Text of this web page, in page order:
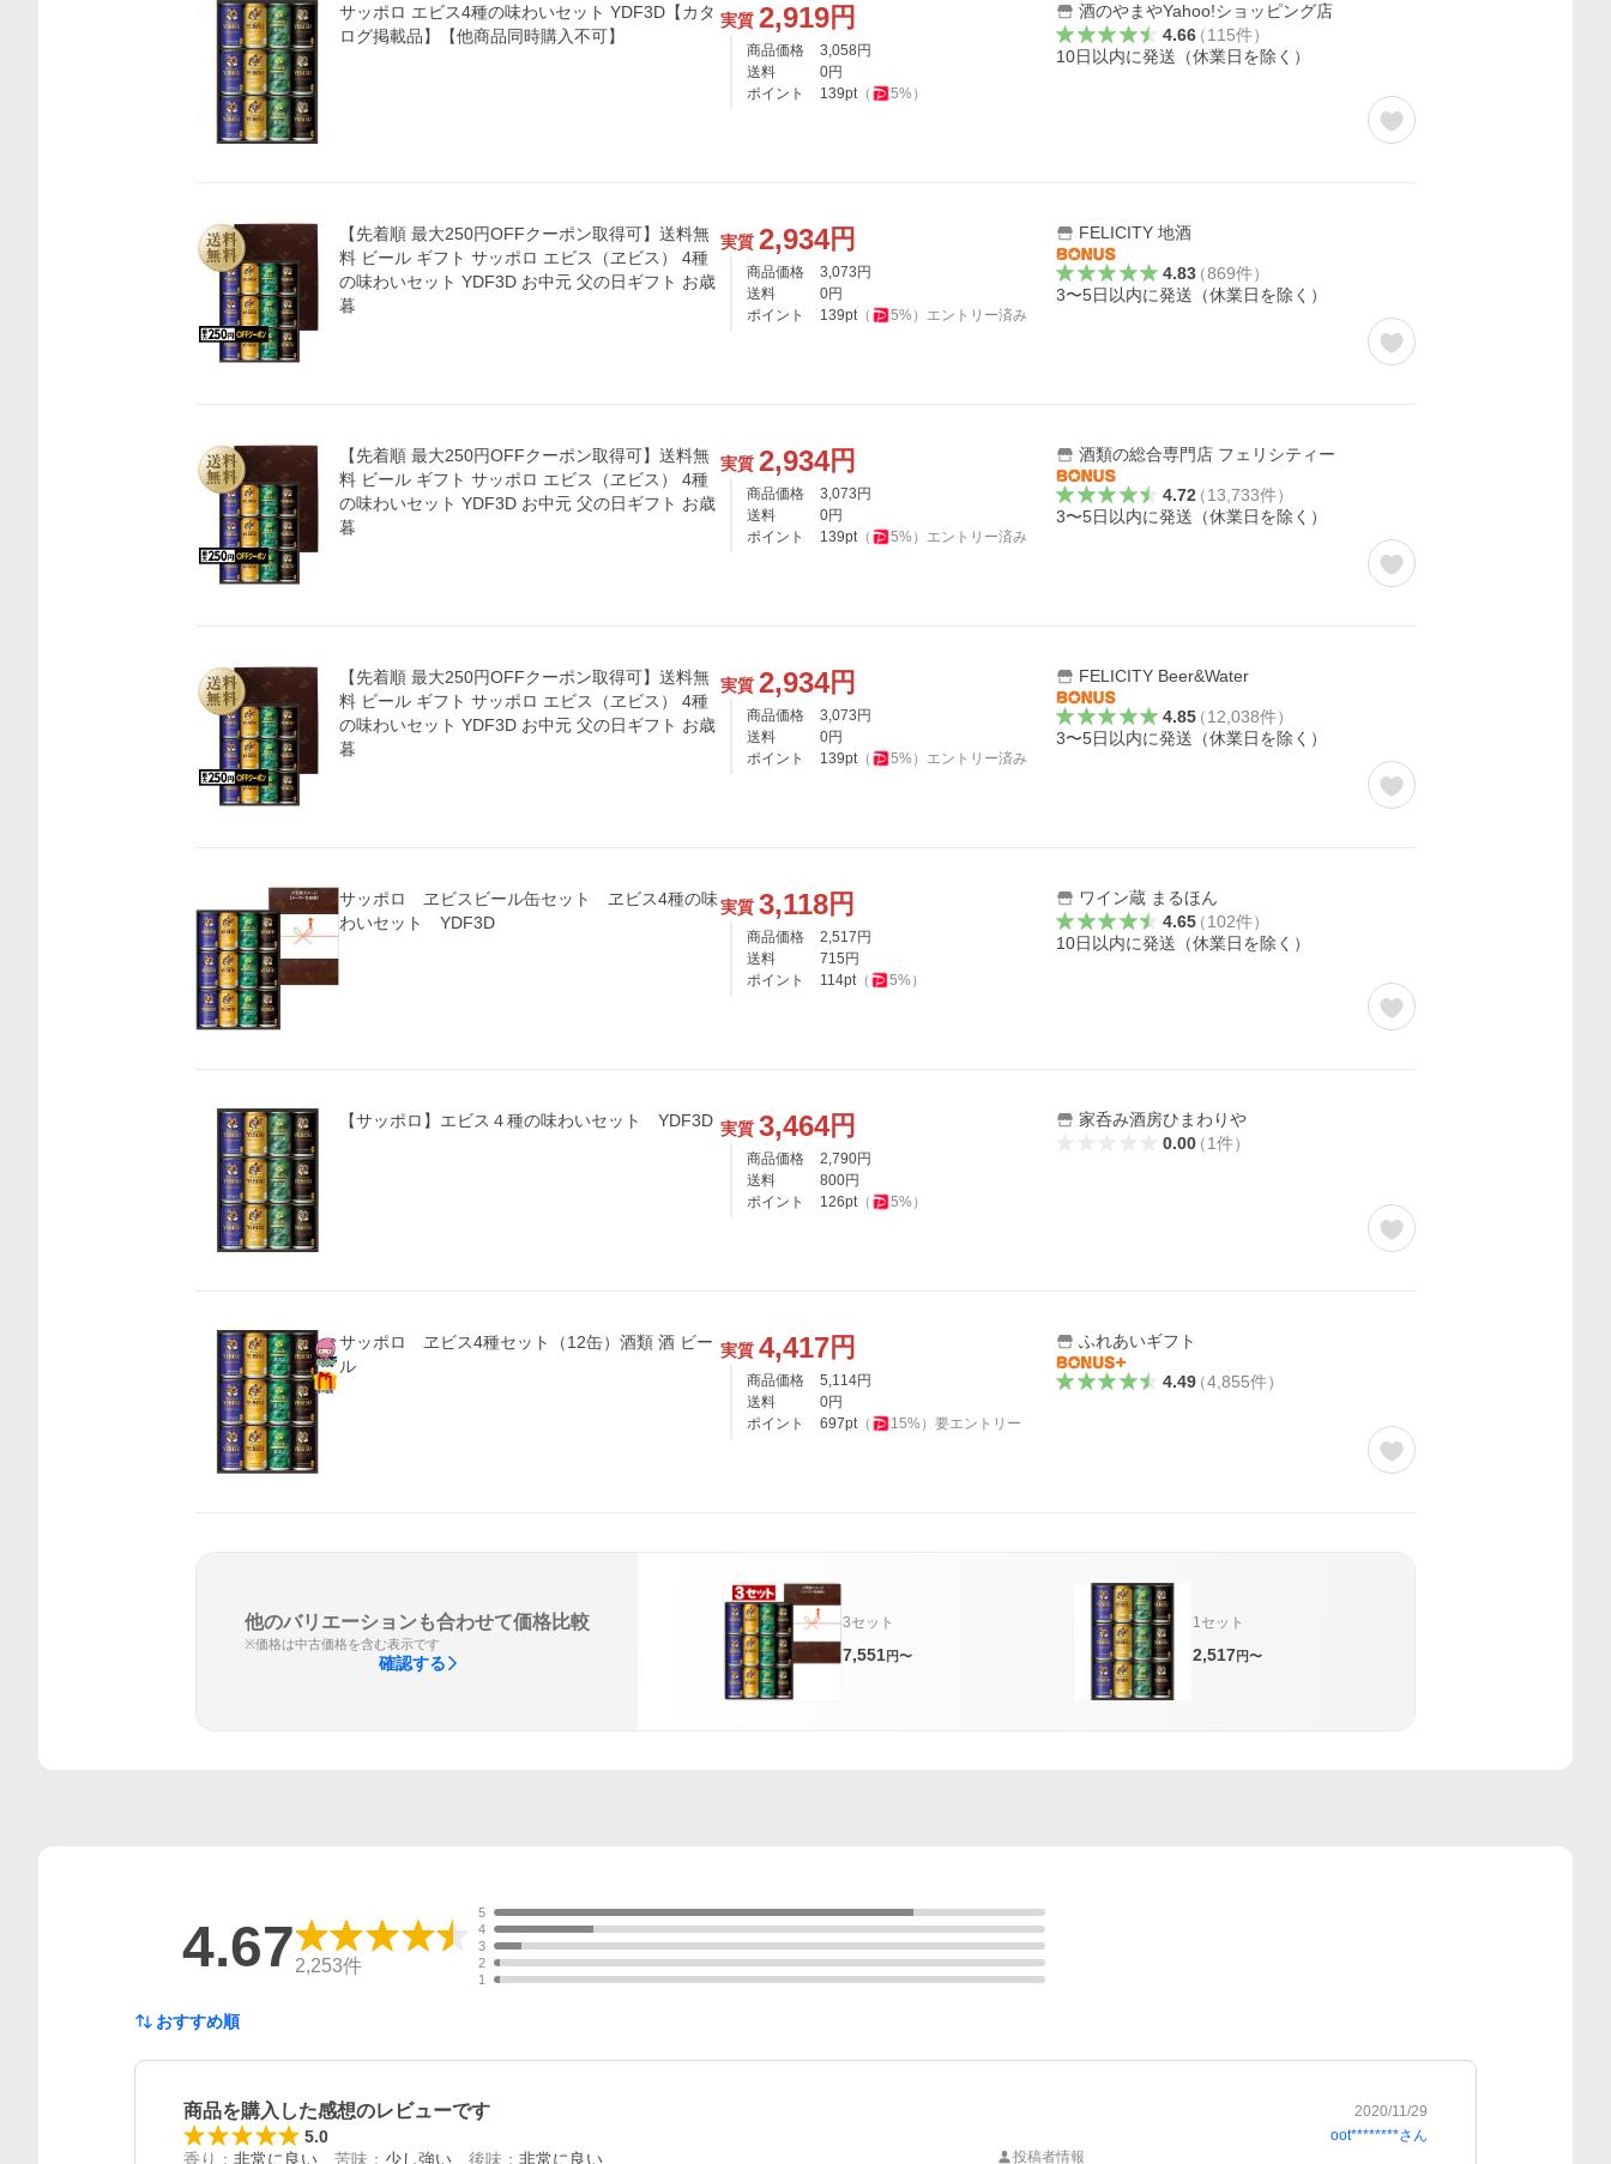
サッポロ エビス4種の味わいセット YDF3D【カタ
ログ掲載品】【他商品同時購入不可】
実質 2,919円
商品価格 3,058 円
送料
0円
ポイント
139pt（ 5%）
酒のやまやYahoo!ショッピング店
4.66（115件）
10日以内に発送（休業日を除く）
【先着順 最大250円OFFクーポン取得可】送料無
料 ビール ギフト サッポロ エビス（ヱビス） 4種
の味わいセット YDF3D お中元 父の日ギフト お歳
暮
実質 2,934円
商品価格 3,073 円
送料
0円
ポイント
139pt（ 5%） エントリー済み
FELICITY 地酒
4.83（869件）
3〜5日以内に発送（休業日を除く）
【先着順 最大250円OFFクーポン取得可】送料無
料 ビール ギフト サッポロ エビス（ヱビス） 4種
の味わいセット YDF3D お中元 父の日ギフト お歳
暮
実質 2,934円
商品価格 3,073 円
送料
0円
ポイント
139pt（ 5%） エントリー済み
酒類の総合専門店 フェリシティー
4.72（13,733件）
3〜5日以内に発送（休業日を除く）
【先着順 最大250円OFFクーポン取得可】送料無
料 ビール ギフト サッポロ エビス（ヱビス） 4種
の味わいセット YDF3D お中元 父の日ギフト お歳
暮
実質 2,934円
商品価格 3,073 円
送料
0円
ポイント
139pt（ 5%） エントリー済み
FELICITY Beer&Water
4.85（12,038件）
3〜5日以内に発送（休業日を除く）
サッポロ ヱビスビール缶セット ヱビス4種の味
わいセット YDF3D
実質 3,118円
商品価格 2,517 円
送料
715 円
ポイント
114pt（ 5%）
ワイン蔵 まるほん
4.65（102件）
10日以内に発送（休業日を除く）
【サッポロ】エビス４種の味わいセット YDF3D 実質 3,464円
商品価格 2,790円
送料
800円
ポイント
126pt（ 5%）
家呑み酒房ひまわりや
0.00（1件）
サッポロ ヱビス4種セット（12缶）酒類 酒 ビー
ル
実質 4,417円
商品価格 5,114円
送料
0円
ポイント
697pt（ 15%） 要エントリー
ふれあいギフト
4.49（4,855件）
他のバリエーションも合わせて価格比較
※価格は中古価格を含む表示です
確認する
3セット
7,551円〜
1セット
2,517円〜
4.672,253件
5
4
3
2
1
おすすめ順
商品を購入した感想のレビューです 2020/11/29
5.0 oot********さん
香り ： 非常に良い 苦味 ： 少し強い 後味 ： 非常に良い 投稿者情報